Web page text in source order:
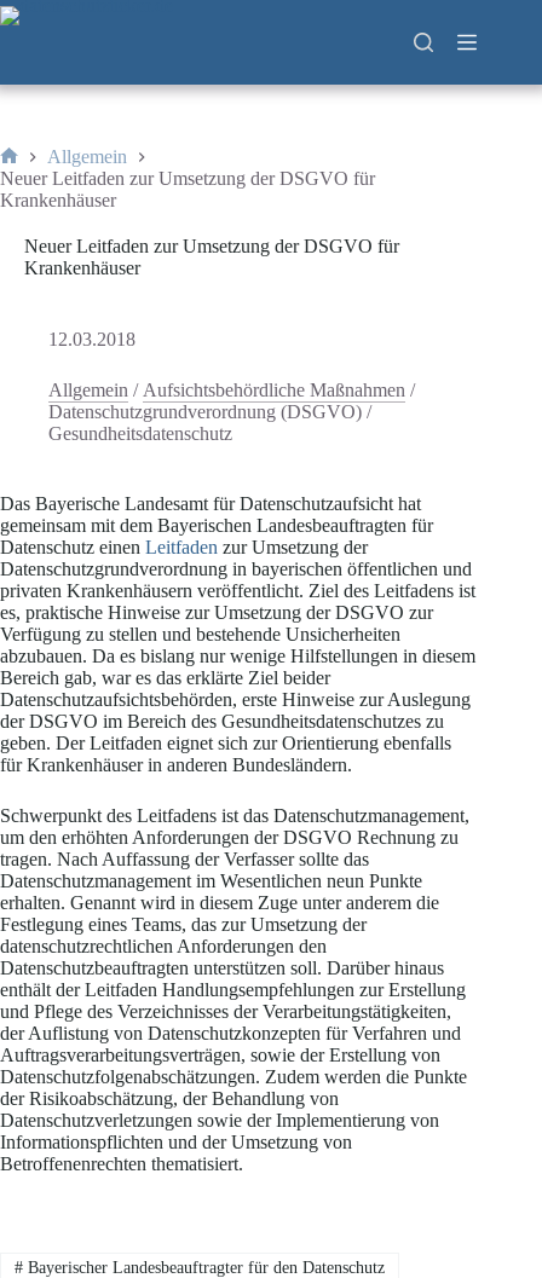
Zum
Inhalt
Start
Allgemein
Neuer Leitfaden zur Umsetzung der DSGVO für
Krankenhäuser
Neuer Leitfaden zur Umsetzung der DSGVO für
Krankenhäuser
12.03.2018
Allgemein / Aufsichtsbehördliche Maßnahmen /
Datenschutzgrundverordnung (DSGVO) /
Gesundheitsdatenschutz
Das Bayerische Landesamt für Datenschutzaufsicht hat
gemeinsam mit dem Bayerischen Landesbeauftragten für
Datenschutz einen Leitfaden zur Umsetzung der
Datenschutzgrundverordnung in bayerischen öffentlichen und
privaten Krankenhäusern veröffentlicht. Ziel des Leitfadens ist
es, praktische Hinweise zur Umsetzung der DSGVO zur
Verfügung zu stellen und bestehende Unsicherheiten
abzubauen. Da es bislang nur wenige Hilfstellungen in diesem
Bereich gab, war es das erklärte Ziel beider
Datenschutzaufsichtsbehörden, erste Hinweise zur Auslegung
der DSGVO im Bereich des Gesundheitsdatenschutzes zu
geben. Der Leitfaden eignet sich zur Orientierung ebenfalls
für Krankenhäuser in anderen Bundesländern.
Schwerpunkt des Leitfadens ist das Datenschutzmanagement,
um den erhöhten Anforderungen der DSGVO Rechnung zu
tragen. Nach Auffassung der Verfasser sollte das
Datenschutzmanagement im Wesentlichen neun Punkte
erhalten. Genannt wird in diesem Zuge unter anderem die
Festlegung eines Teams, das zur Umsetzung der
datenschutzrechtlichen Anforderungen den
Datenschutzbeauftragten unterstützen soll. Darüber hinaus
enthält der Leitfaden Handlungsempfehlungen zur Erstellung
und Pflege des Verzeichnisses der Verarbeitungstätigkeiten,
der Auflistung von Datenschutzkonzepten für Verfahren und
Auftragsverarbeitungsverträgen, sowie der Erstellung von
Datenschutzfolgenabschätzungen. Zudem werden die Punkte
der Risikoabschätzung, der Behandlung von
Datenschutzverletzungen sowie der Implementierung von
Informationspflichten und der Umsetzung von
Betroffenenrechten thematisiert.
#Bayerischer Landesbeauftragter für den Datenschutz